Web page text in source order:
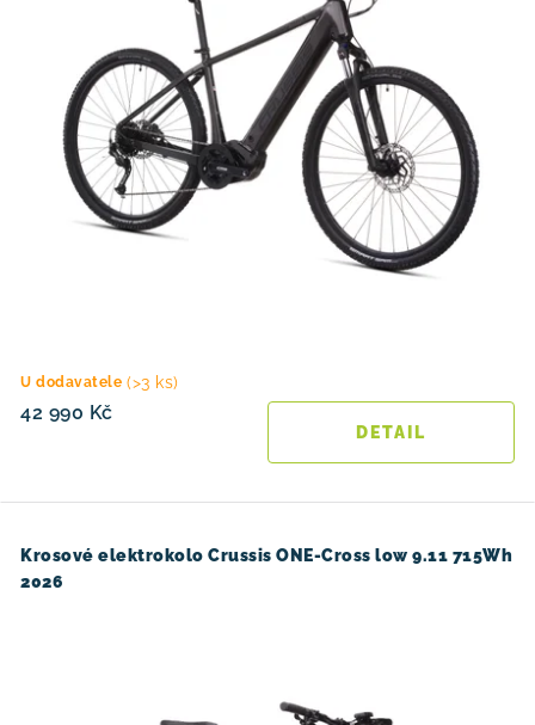
U dodavatele (>3 ks)
42 990 Kč
Krosové elektrokolo Crussis ONE-Cross low 9.11 715Wh
2026